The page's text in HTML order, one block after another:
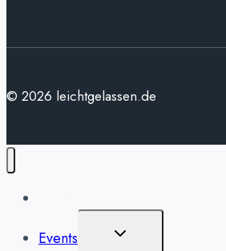
© 2026 leichtgelassen.de
Events
Untermenü